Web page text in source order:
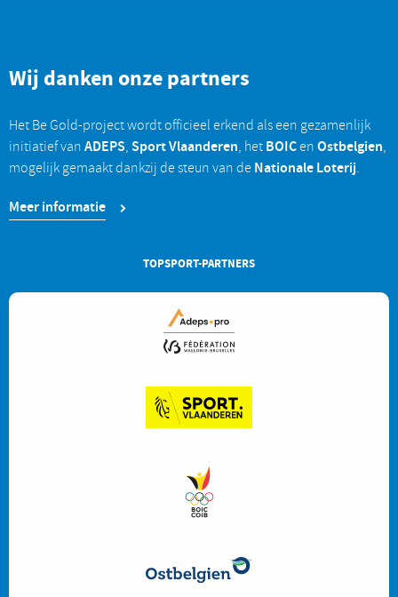
Wij danken onze partners
Het Be Gold-project wordt officieel erkend als een gezamenlijk
initiatief van ADEPS, Sport Vlaanderen, het BOICen Ostbelgien,
mogelijk gemaakt dankzij de steun van de Nationale Loterij.
Meer informatie
TOPSPORT-PARTNERS